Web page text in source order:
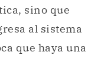
sino que
al sistema
que haya una